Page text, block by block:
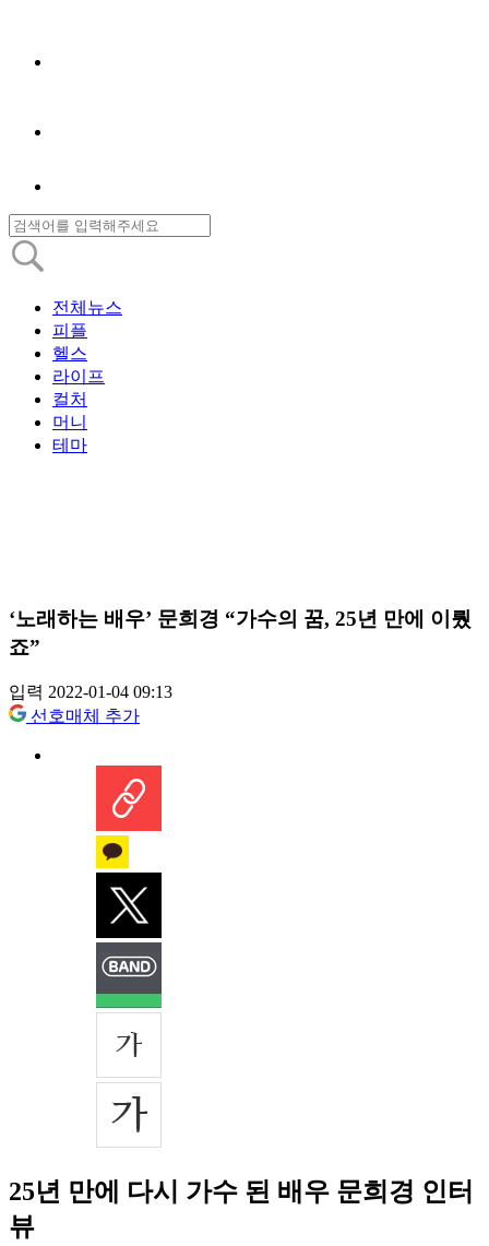
전체뉴스
피플
헬스
라이프
컬처
머니
테마
‘노래하는 배우’ 문희경 “가수의 꿈, 25년 만에 이뤘
죠”
입력 2022-01-04 09:13
선호매체 추가
25년 만에 다시 가수 된 배우 문희경 인터
뷰